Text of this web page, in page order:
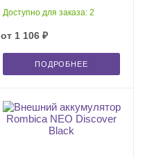
Доступно для заказа: 2
от 1 106 ₽
ПОДРОБНЕЕ